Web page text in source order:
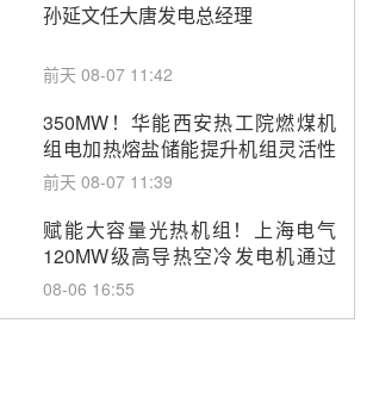
孙延文任大唐发电总经理
前天 08-07 11:42
350MW！华能西安热工院燃煤机
组电加热熔盐储能提升机组灵活性
改造项目初步设计第三方评审服务
前天 08-07 11:39
赋能大容量光热机组！上海电气
120MW级高导热空冷发电机通过
型式试验
08-06 16:55